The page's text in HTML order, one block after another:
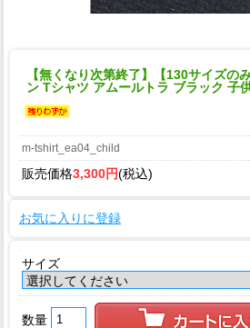
【無くなり次第終了】【130サイズの
ン Tシャツ アムールトラ ブラック 子
m-tshirt_ea04_child
販売価格3,300円(税込)
お気に入りに登録
サイズ
数量